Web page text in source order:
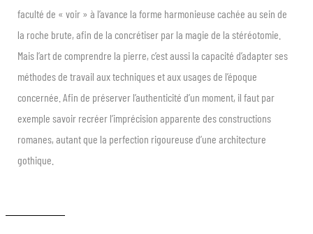
faculté de « voir » à l’avance la forme harmonieuse cachée au sein de
la roche brute, afin de la concrétiser par la magie de la stéréotomie.
Mais l’art de comprendre la pierre, c’est aussi la capacité d’adapter ses
méthodes de travail aux techniques et aux usages de l’époque
concernée. Afin de préserver l’authenticité d’un moment, il faut par
exemple savoir recréer l’imprécision apparente des constructions
romanes, autant que la perfection rigoureuse d’une architecture
gothique.